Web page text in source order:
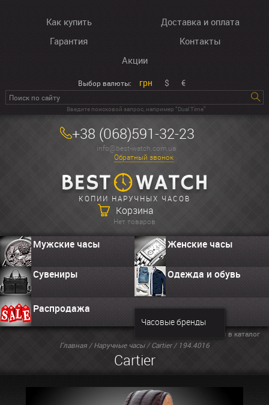
Как купить
Доставка и оплата
Гарантия
Контакты
Акции
Выбор валюты: грн $ €
Введите поисковой запрос, например “Dual Time”
+38 (068)591-32-23
info@best-watch.com.ua
Обратный звонок
КОПИИ НАРУЧНЫХ ЧАСОВ
Корзина
Нет товаров
Мужские часы Женские часы
Сувениры Одежда и обувь
Распродажа
Часовые бренды
Главная /Наручные часы/Cartier/ 194.4016
Cartier
Вернуться в каталог